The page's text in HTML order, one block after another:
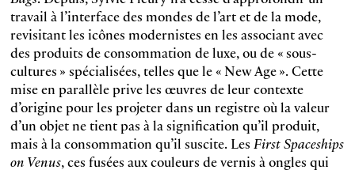
travail à l’interface des mondes de l’art et de la mode,
revisitant les icônes modernistes en les associant avec
des produits de consommation de luxe, ou de « sous-
cultures » spécialisées, telles que le « New Age ». Cette
mise en parallèle prive les œuvres de leur contexte
d’origine pour les projeter dans un registre où la valeur
d’un objet ne tient pas à la signification qu’il produit,
mais à la consommation qu’il suscite. Les First Spaceships
on Venus, ces fusées aux couleurs de vernis à ongles qui